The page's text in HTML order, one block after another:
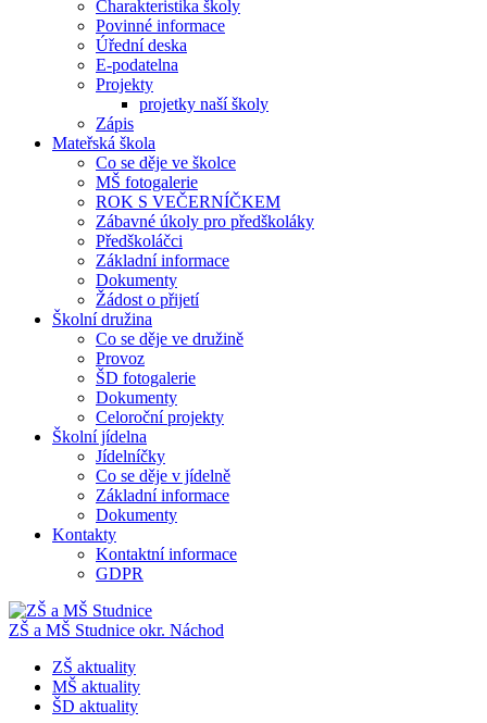
Charakteristika školy
Povinné informace
Úřední deska
E-podatelna
Projekty
projetky naší školy
Zápis
Mateřská škola
Co se děje ve školce
MŠ fotogalerie
ROK S VEČERNÍČKEM
Zábavné úkoly pro předškoláky
Předškoláčci
Základní informace
Dokumenty
Žádost o přijetí
Školní družina
Co se děje ve družině
Provoz
ŠD fotogalerie
Dokumenty
Celoroční projekty
Školní jídelna
Jídelníčky
Co se děje v jídelně
Základní informace
Dokumenty
Kontakty
Kontaktní informace
GDPR
ZŠ a MŠ Studnice okr. Náchod
ZŠ aktuality
MŠ aktuality
ŠD aktuality